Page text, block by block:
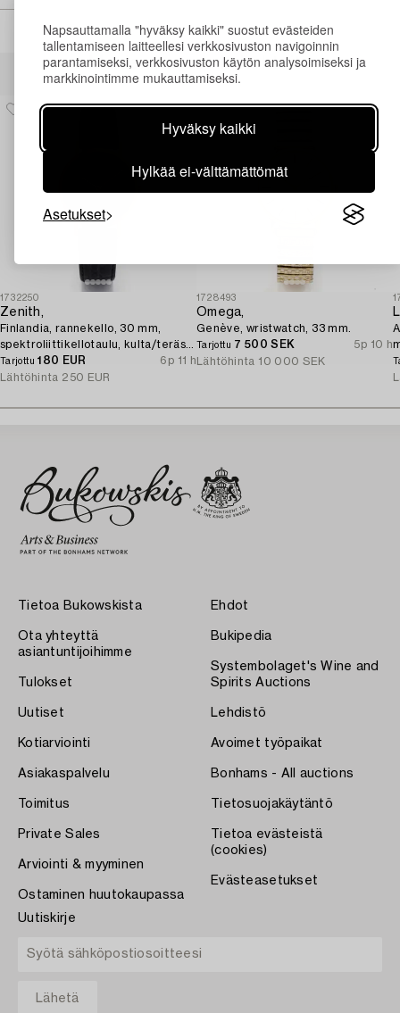
Napsauttamalla "hyväksy kaikki" suostut evästeiden
tallentamiseen laitteellesi verkkosivuston navigoinnin
parantamiseksi, verkkosivuston käytön analysoimiseksi ja
markkinointimme mukauttamiseksi.
Hyväksy kaikki
Hylkää ei-välttämättömät
Asetukset
Muiden katsomia kohteita
1732250
Zenith,
Finlandia, rannekello, 30 mm,
spektroliittikellotaulu, kulta/teräs,
kvartsi.
Tarjottu180 EUR
6p 11 h
Lähtöhinta 250 EUR
1728493
Omega,
Genève, wristwatch, 33 mm.
Tarjottu 7 500 SEK
5p 10 h
Lähtöhinta 10 000 SEK
Tietoa Bukowskista
Ota yhteyttä
asiantuntijoihimme
Tulokset
Uutiset
Kotiarviointi
Asiakaspalvelu
Toimitus
Private Sales
Arviointi & myyminen
Ostaminen huutokaupassa
Ehdot
Bukipedia
Systembolaget's Wine and
Spirits Auctions
Lehdistö
Avoimet työpaikat
Bonhams - All auctions
Tietosuojakäytäntö
Tietoa evästeistä
(cookies)
Evästeasetukset
Uutiskirje